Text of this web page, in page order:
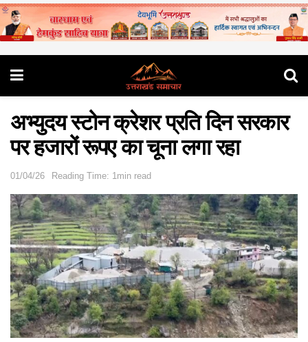
अभ्युदय स्टोन क्रेशर प्रति दिन सरकार
पर हजारों रूपए का चूना लगा रहा
01/04/26 Reading Time: 1min read